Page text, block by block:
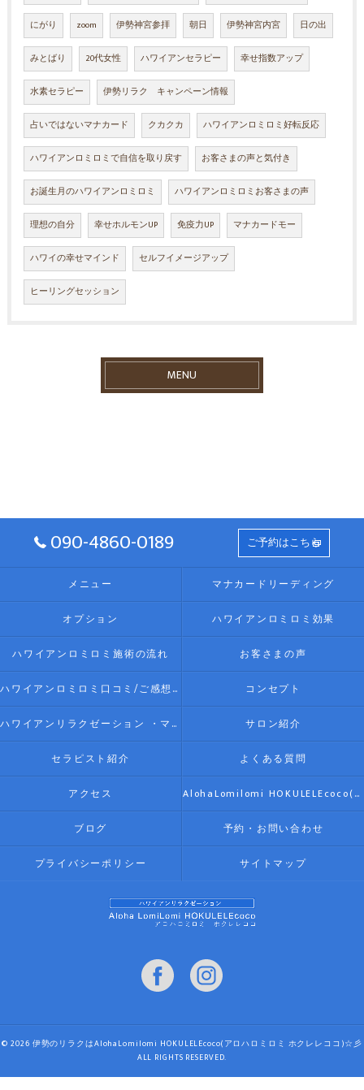
にがり zoom 伊勢神宮参拝 朝日 伊勢神宮内宮 日の出
みとばり 20代女性 ハワイアンセラピー 幸せ指数アップ
水素セラピー 伊勢リラク キャンペーン情報
占いではないマナカード クカクカ ハワイアンロミロミ好転反応
ハワイアンロミロミで自信を取り戻す お客さまの声と気付き
お誕生月のハワイアンロミロミ ハワイアンロミロミお客さまの声
理想の自分 幸せホルモンUP 免疫力UP マナカードモー
ハワイの幸せマインド セルフイメージアップ
ヒーリングセッション
MENU
090-4860-0189 ご予約はこちら
メニュー マナカードリーディング
オプション ハワイアンロミロミ効果
ハワイアンロミロミ施術の流れ お客さまの声
ハワイアンロミロミ口コミ/ご感想(伊勢リラク/リラクゼーション) コンセプト
ハワイアンリラクゼーション ・マッサージ AlohaLomilomi HOKULELEcoco(アロハロミロミ ホクレレココ)☆彡について サロン紹介
セラピスト紹介 よくある質問
アクセス AlohaLomilomi HOKULELEcoco(アロハロミロミ ホクレレココ)☆彡
ブログ 予約・お問い合わせ
プライバシーポリシー サイトマップ
© 2026 伊勢のリラクはAlohaLomilomi HOKULELEcoco(アロハロミロミ ホクレレココ)☆彡
ALL RIGHTS RESERVED.